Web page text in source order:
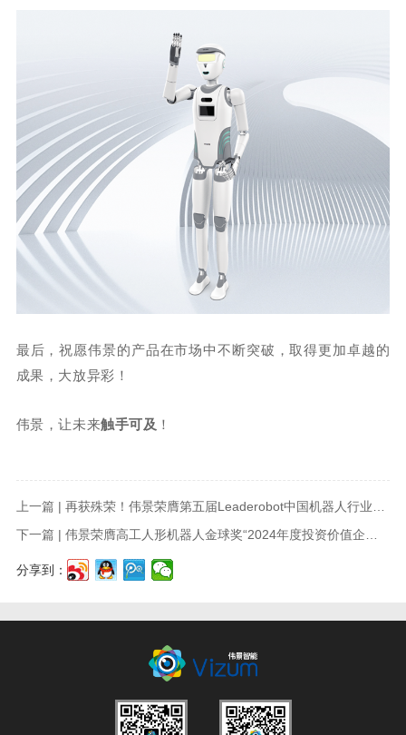
最后，祝愿伟景的产品在市场中不断突破，取得更加卓越的
成果，大放异彩！
伟景，让未来触手可及 ！
分享到：